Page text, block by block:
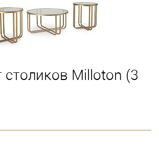
Milloton (3